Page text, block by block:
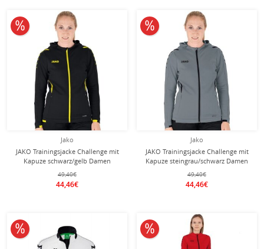
Jako
JAKO Trainingsjacke Challenge mit
Kapuze schwarz/gelb Damen
49,40€
44,46€
10% reduziert
Jako
JAKO Trainingsjacke Challenge mit
Kapuze steingrau/schwarz Damen
49,40€
44,46€
10% reduziert
10% reduziert 10% reduziert